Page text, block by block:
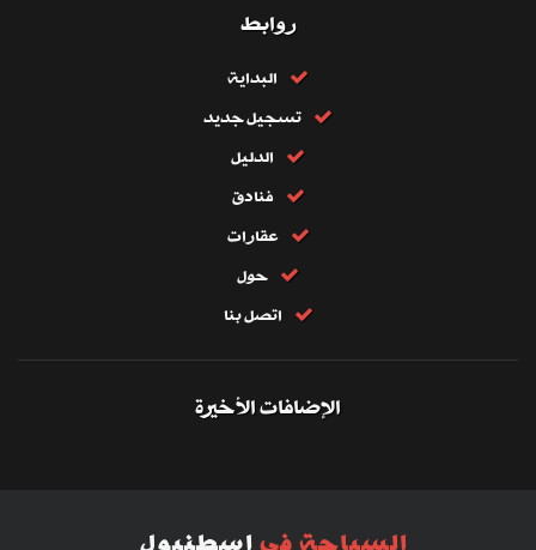
روابط
البداية
تسجيل جديد
الدليل
فنادق
عقارات
حول
اتصل بنا
الإضافات الأخيرة